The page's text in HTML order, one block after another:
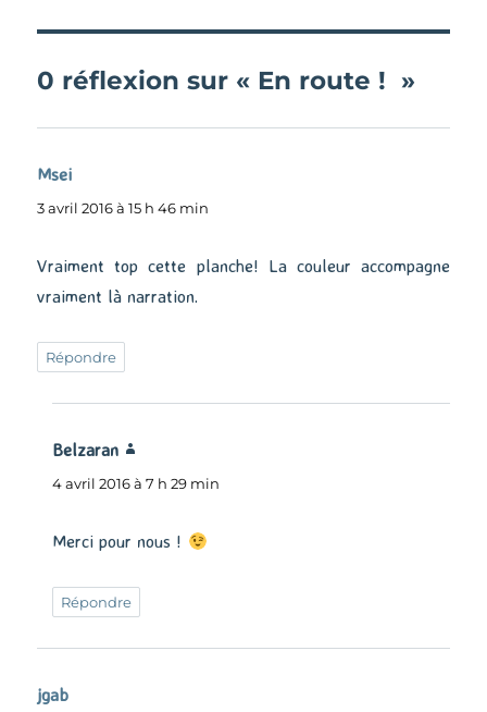
0 réflexion sur « En route ! »
Msei
3 avril 2016 à 15 h 46 min
Vraiment top cette planche! La couleur accompagne
vraiment là narration.
Répondre
Belzaran
4 avril 2016 à 7 h 29 min
Merci pour nous !
Répondre
jgab